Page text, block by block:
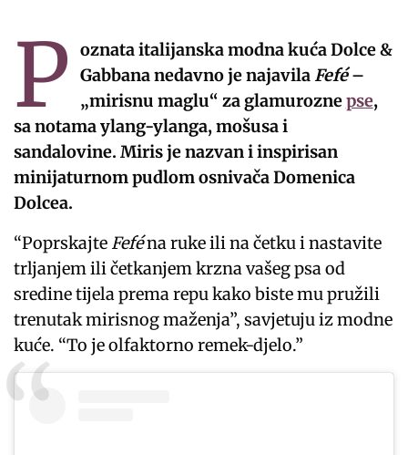
P
oznata italijanska modna kuća Dolce &
Gabbana nedavno je najavila Fefé–
„mirisnu maglu“ za glamuroznepse,
sa notama ylang-ylanga, mošusa i
sandalovine. Miris je nazvan i inspirisan
minijaturnom pudlom osnivača Domenica
Dolcea.
“Poprskajte Feféna ruke ili na četku i nastavite
trljanjem ili četkanjem krzna vašeg psa od
sredine tijela prema repu kako biste mu pružili
trenutak mirisnog maženja”, savjetuju iz modne
kuće. “To je olfaktorno remek-djelo.”